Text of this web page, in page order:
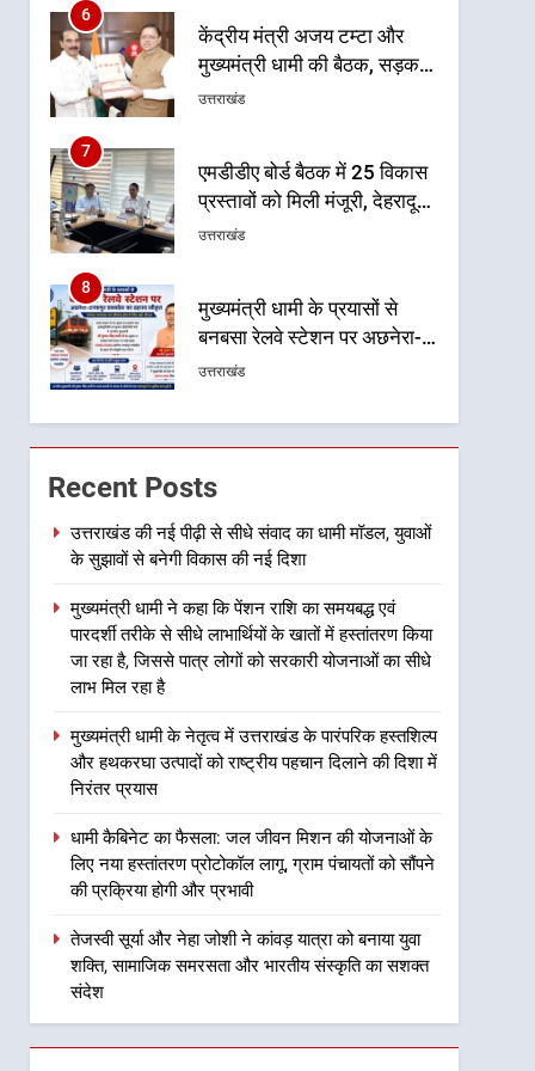
6
केंद्रीय मंत्री अजय टम्टा और
मुख्यमंत्री धामी की बैठक, सड़क
परियोजनाओं पर हुआ मंथन
उत्तराखंड
7
एमडीडीए बोर्ड बैठक में 25 विकास
प्रस्तावों को मिली मंजूरी, देहरादून-
मसूरी के नियोजित विकास को
उत्तराखंड
8
मुख्यमंत्री धामी के प्रयासों से
बनबसा रेलवे स्टेशन पर अछनेरा-
टनकपुर एक्सप्रेस का ठहराव हुआ
उत्तराखंड
1
उत्तराखंड की नई पीढ़ी से सीधे
संवाद का धामी मॉडल, युवाओं के
सुझावों से बनेगी विकास की नई
दिशा
2
राशि का समयबद्ध एवं पारदर्शी
तरीके से सीधे लाभार्थियों के खातों
में हस्तांतरण किया जा रहा है,
योजनाओं का सीधे लाभ मिल रहा है
उत्तराखंड
3
उत्तराखंड के पारंपरिक हस्तशिल्प
और हथकरघा उत्पादों को राष्ट्रीय
प्रयास
4
धामी कैबिनेट का फैसला: जल
जीवन मिशन की योजनाओं के लिए
ग्राम पंचायतों को सौंपने की
प्रक्रिया होगी और प्रभावी
5
कांवड़ यात्रा को बनाया युवा शक्ति,
सामाजिक समरसता और भारतीय
उत्तराखंड
Recent Posts
उत्तराखंड की नई पीढ़ी से सीधे संवाद का धामी मॉडल, युवाओं
के सुझावों से बनेगी विकास की नई दिशा
मुख्यमंत्री धामी ने कहा कि पेंशन राशि का समयबद्ध एवं
पारदर्शी तरीके से सीधे लाभार्थियों के खातों में हस्तांतरण किया
जा रहा है, जिससे पात्र लोगों को सरकारी योजनाओं का सीधे
लाभ मिल रहा है
मुख्यमंत्री धामी के नेतृत्व में उत्तराखंड के पारंपरिक हस्तशिल्प
और हथकरघा उत्पादों को राष्ट्रीय पहचान दिलाने की दिशा में
निरंतर प्रयास
धामी कैबिनेट का फैसला: जल जीवन मिशन की योजनाओं के
लिए नया हस्तांतरण प्रोटोकॉल लागू, ग्राम पंचायतों को सौंपने
की प्रक्रिया होगी और प्रभावी
तेजस्वी सूर्या और नेहा जोशी ने कांवड़ यात्रा को बनाया युवा
शक्ति, सामाजिक समरसता और भारतीय संस्कृति का सशक्त
संदेश